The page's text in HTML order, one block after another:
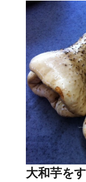
大和芋を